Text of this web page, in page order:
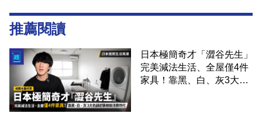
推薦閱讀
日本極簡奇才「澀谷先生」
完美減法生活、全屋僅4件
家具！靠黑、白、灰3大色